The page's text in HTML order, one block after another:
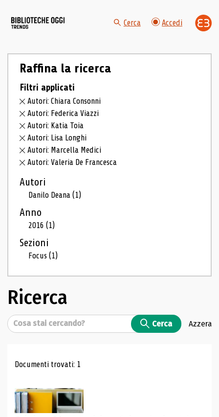
Cerca Accedi
Raffina la ricerca
Filtri applicati
Autori: Chiara Consonni
Autori: Federica Viazzi
Autori: Katia Toia
Autori: Lisa Longhi
Autori: Marcella Medici
Autori: Valeria De Francesca
Autori
Danilo Deana(1)
Anno
2016(1)
Sezioni
Focus(1)
Ricerca
Cerca Cerca Azzera
Risultati di ricerca
Documenti trovati: 1